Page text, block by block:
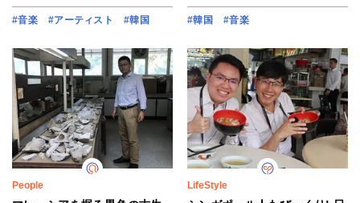
#音楽 #アーティスト #韓国 #韓国 #音楽
People LifeStyle